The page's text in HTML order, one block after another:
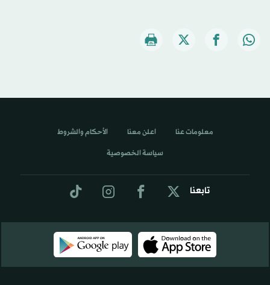
تابعنا
معلومات عنا اعلن معنا الأحكام والشروط
سياسة الخصوصية